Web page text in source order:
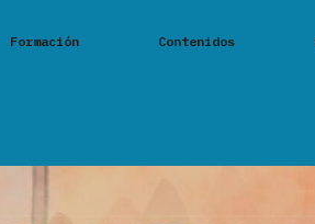
Formación Contenidos